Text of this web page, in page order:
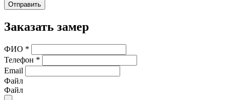
Отправить
Заказать замер
ФИО *
Телефон *
Email
Файл
Файл